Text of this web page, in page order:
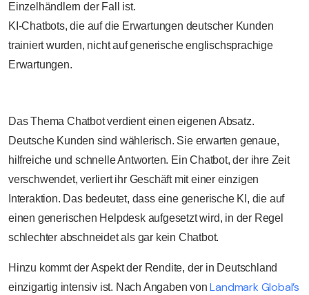
Einzelhändlern der Fall ist.
KI-Chatbots, die auf die Erwartungen deutscher Kunden
trainiert wurden, nicht auf generische englischsprachige
Erwartungen.
Das Thema Chatbot verdient einen eigenen Absatz.
Deutsche Kunden sind wählerisch. Sie erwarten genaue,
hilfreiche und schnelle Antworten. Ein Chatbot, der ihre Zeit
verschwendet, verliert ihr Geschäft mit einer einzigen
Interaktion. Das bedeutet, dass eine generische KI, die auf
einen generischen Helpdesk aufgesetzt wird, in der Regel
schlechter abschneidet als gar kein Chatbot.
Hinzu kommt der Aspekt der Rendite, der in Deutschland
einzigartig intensiv ist. Nach Angaben von Landmark Global’s